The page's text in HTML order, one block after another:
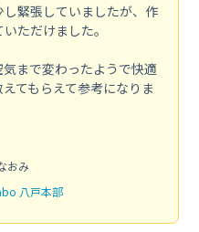
緊張していましたが、作
ただけました。
まで変わったようで快適
てもらえて参考になりま
おみ
八戸本部